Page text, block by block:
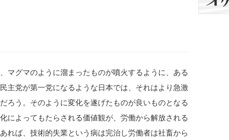
マグマのように溜まったものが噴火するように、ある
主党が第一党になるような日本では、それはより急激
ろう。そのように変化を遂げたものが良いものとなる
によってもたらされる価値観が、労働から解放される
れば、技術的失業という病は完治し労働者は社畜から